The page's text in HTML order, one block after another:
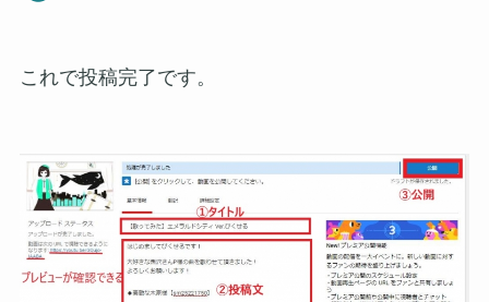
これで投稿完了です。